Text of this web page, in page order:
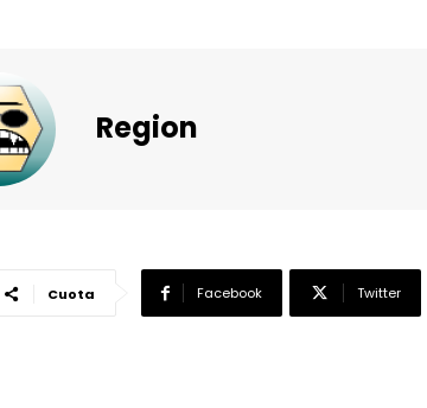
Region
Cuota Facebook Twitter